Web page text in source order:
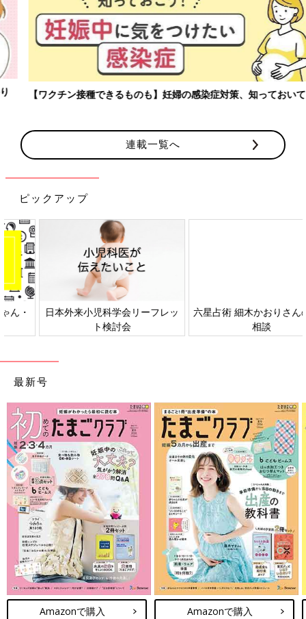
【ワクチン接種できるものも】妊婦の感染症対策、知っておいて！
連載一覧へ
ピックアップ
日本外来小児科学会リーフレッ
ト検討会
六星占術 細木かおりさんの人生
最新号
Amazonで購入 Amazonで購入